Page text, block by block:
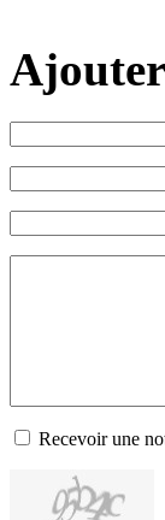
Recevoir une